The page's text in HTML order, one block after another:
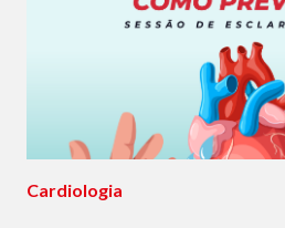
Cardiologia